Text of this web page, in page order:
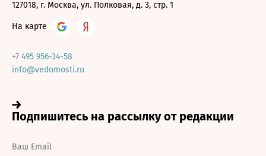
127018, г. Москва, ул. Полковая, д. 3, стр. 1
На карте
+7 495 956-34-58
info@vedomosti.ru